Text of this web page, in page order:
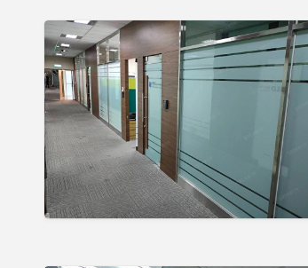
裝
潢
隔
CP
值
一
樓
辦
公
室/
使
用
數
【台
北
市
內
湖
區】
洲
子
街